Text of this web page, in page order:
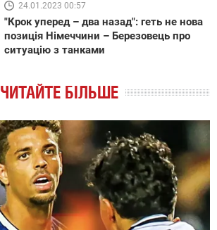
24.01.2023 00:57
"Крок уперед – два назад": геть не нова
позиція Німеччини – Березовець про
ситуацію з танками
ЧИТАЙТЕ БІЛЬШЕ